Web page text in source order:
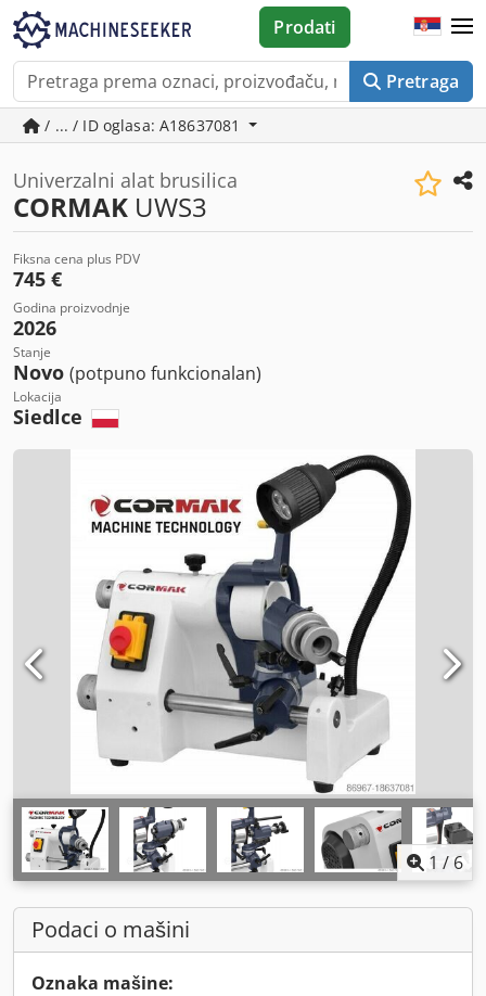
Pretraga
Prodati
/ ... / ID oglasa: A18637081
Univerzalni alat brusilica
CORMAK UWS3
Fiksna cena plus PDV
745 €
Godina proizvodnje
2026
Stanje
Novo (potpuno funkcionalan)
Lokacija
Siedlce
1 /6
Podaci o mašini
Oznaka mašine: